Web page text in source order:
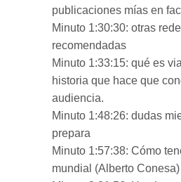
publicaciones mías en
Minuto 1:30:30: otras
recomendadas
Minuto 1:33:15: qué es
historia que hace que
audiencia.
Minuto 1:48:26: dudas
prepara
Minuto 1:57:38: Cómo
mundial (Alberto Conesa)